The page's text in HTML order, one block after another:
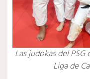
Las judokas del
Liga de